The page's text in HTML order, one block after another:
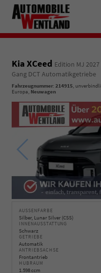
Kia XCeed Edition MJ 2027
Gang DCT Automatikgetriebe
Fahrzeugnummer: 214915,
Europa, Neuwagen
AUSSENFARBE
Silber, Lunar Silver (CSS)
INNENAUSSTATTUNG
Schwarz
GETRIEBE
Automatik
ANTRIEBSACHSE
Frontantrieb
HUBRAUM
1.598 ccm